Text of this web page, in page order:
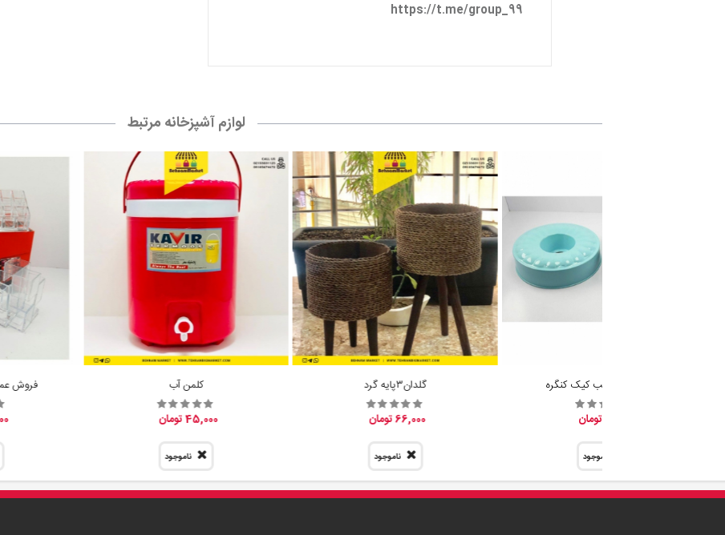
https://t.me/group_99
لوازم آشپزخانه مرتبط
فروش عمده قالب کیک کنگره
ناموجود
گلدان٣پايه گرد
66,000 تومان
ناموجود
کلمن آب
45,000 تومان
ناموجود
فروش